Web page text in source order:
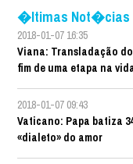
�ltimas Not�cias
2018-01-07 16:35
Viana: Transladação
fim de uma etapa na
2018-01-07 09:43
Vaticano: Papa batiza
«dialeto» do amor